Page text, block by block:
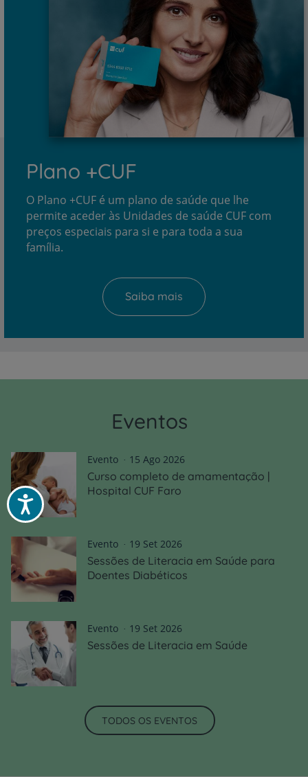
Acessibilidade
Plano +CUF
O Plano +CUF é um plano de saúde que lhe
permite aceder às Unidades de saúde CUF com
preços especiais para si e para toda a sua
família.
Saiba mais
Eventos
Evento 15 Ago 2026
Curso completo de amamentação |
Hospital CUF Faro
Evento 19 Set 2026
Sessões de Literacia em Saúde para
Doentes Diabéticos
Evento 19 Set 2026
Sessões de Literacia em Saúde
TODOS OS EVENTOS